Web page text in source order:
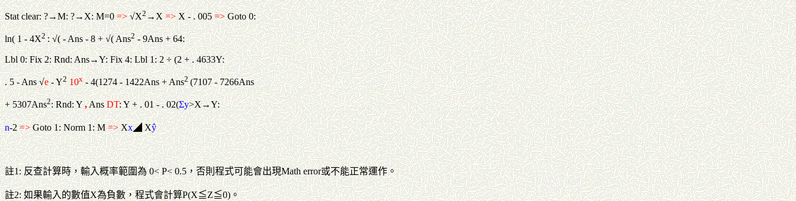
Stat clear: ?→M: ?→X: M=0=>√X2→X=>X - . 005=>Goto 0:
ln( 1 - 4X2: √( - Ans - 8 + √( Ans2- 9Ans + 64:
Lbl 0: Fix 2: Rnd: Ans→Y: Fix 4: Lbl 1: 2 ÷ (2 + . 4633Y:
. 5 - Ans √e- Y2 10x-4(1274 - 1422Ans + Ans2(7107 - 7266Ans
+ 5307Ans2: Rnd: Y,AnsDT: Y + . 01 - . 02(Σy>X→Y:
n-2=>Goto 1: Norm 1: M=>Xx◢ Xŷ
註1: 反查計算時，輸入概率範圍為 0< P< 0.5，否則程式可能會出現Math error或不能正常運作。
註2: 如果輸入的數值X為負數，程式會計算P(X≦Z≦0)。